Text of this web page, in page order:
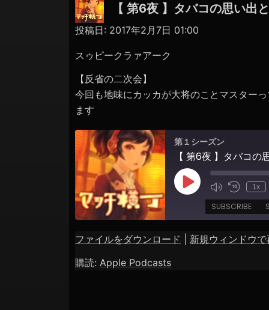
【 第6夜 】タバコの思い出
投稿日: 2017年2月7日 01:00
スゥピークラァアーク
【反省の二次会】
今回も地味にカッカが大将のことマスター
ます
第１シーズン
Play
Episode
1x
SUBSCRIBE
Apple Podcasts
SHARE
ファイルをダウンロード
新規ウィンドウで
購読: Apple Podcasts